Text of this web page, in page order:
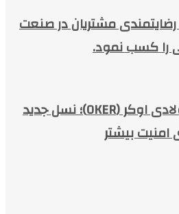
مشتریان در صنعت
را کسب نمود.
معرفی کرکره فولادی اوکر (OKER)؛ نسل جدید
امنیت بیشتر